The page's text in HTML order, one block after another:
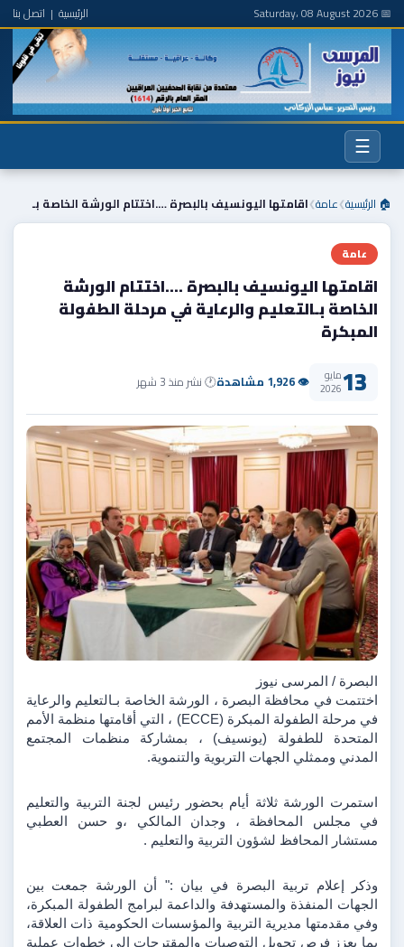
📅 Saturday، 08 August 2026 الرئيسية | اتصل بنا
☰
🏠 الرئيسية❯عامة❯اقامتها اليونسيف بالبصرة ….اختتام الورشة الخاصة بـ
عامة
اقامتها اليونسيف بالبصرة ….اختتام الورشة
الخاصة بـالتعليم والرعاية في مرحلة الطفولة
المبكرة
13مايو
2026 👁 1,926 مشاهدة 🕐 نشر منذ 3 شهر
البصرة / المرسى نيوز
المدني وممثلي الجهات التربوية والتنموية.
مستشار المحافظ لشؤون التربية والتعليم .